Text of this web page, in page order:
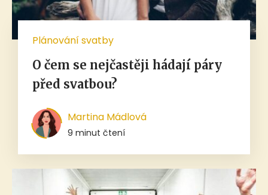
Plánování svatby
O čem se nejčastěji hádají páry
před svatbou?
Martina Mádlová
9 minut čtení